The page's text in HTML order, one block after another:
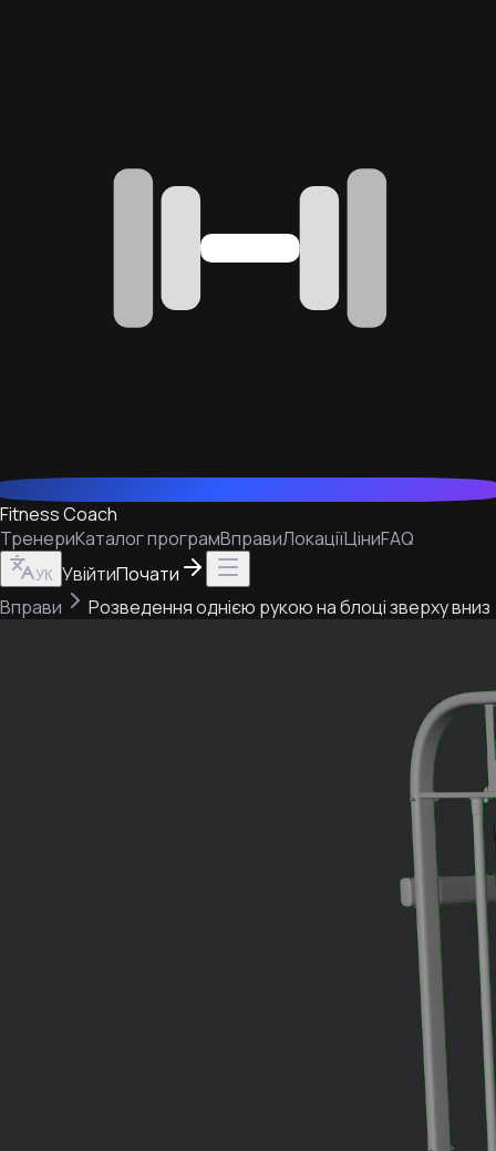
Fitness Coach
ТренериКаталог програмВправиЛокаціїЦіниFAQ
УК УвійтиПочати
Вправи
Розведення однією рукою на блоці зверху вниз